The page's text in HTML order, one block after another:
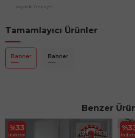
Kaynak: Trendyol
Tamamlayıcı Ürünler
Banner Banner
Benzer
%33
İndirim
%